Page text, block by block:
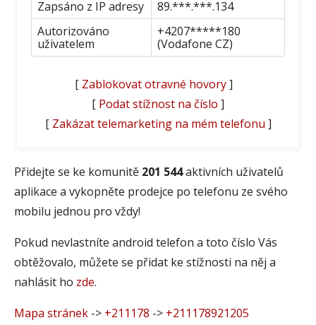
Zapsáno z IP adresy
89.***.***.134
Autorizováno
uživatelem
+4207*****180
(Vodafone CZ)
[ Zablokovat otravné hovory]
[ Podat stížnost na číslo ]
[ Zakázat telemarketing na mém telefonu ]
Přidejte se ke komunitě 201 544aktivních uživatelů
aplikace a vykopněte prodejce po telefonu ze svého
mobilu jednou pro vždy!
Pokud nevlastníte android telefon a toto číslo Vás
obtěžovalo, můžete se přidat ke stížnosti na něj a
nahlásit ho zde.
Mapa stránek -> +211178 -> +211178921205